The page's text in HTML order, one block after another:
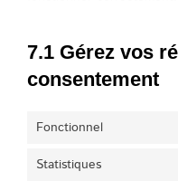
7.1 Gérez vos
consentement
Fonctionnel
Statistiques